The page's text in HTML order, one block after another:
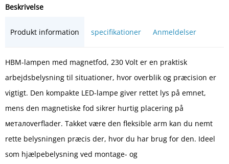
Beskrivelse
Produkt information specifikationer Anmeldelser
HBM-lampen med magnetfod, 230 Volt er en praktisk
arbejdsbelysning til situationer, hvor overblik og præcision er
vigtigt. Den kompakte LED-lampe giver rettet lys på emnet,
mens den magnetiske fod sikrer hurtig placering på
металoverflader. Takket være den fleksible arm kan du nemt
rette belysningen præcis der, hvor du har brug for den. Ideel
som hjælpebelysning ved montage- og